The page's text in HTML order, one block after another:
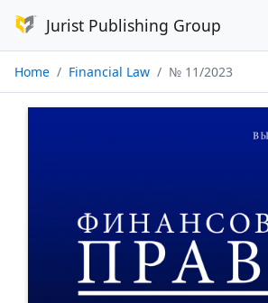
Jurist Publishing Group
Home Financial Law № 11/2023